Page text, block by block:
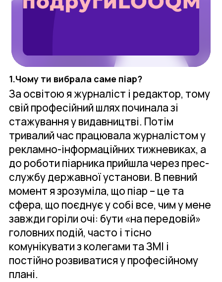
1.Чому ти вибрала саме піар?
За освітою я журналіст і редактор, тому
свій професійний шлях починала зі
стажування у видавництві. Потім
тривалий час працювала журналістом у
рекламно-інформаційних тижневиках, а
до роботи піарника прийшла через прес-
службу державної установи. В певний
момент я зрозуміла, що піар – це та
сфера, що поєднує у собі все, чим у мене
завжди горіли очі: бути «на передовій»
головних подій, часто і тісно
комунікувати з колегами та ЗМІ і
постійно розвиватися у професійному
плані.